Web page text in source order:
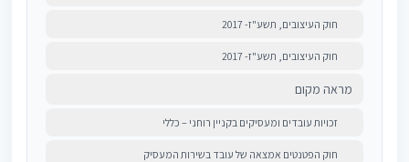
חוק העיצובים, תשע"ז- 2017
חוק העיצובים, תשע"ז- 2017
מראה מקום
זכויות עובדים ומעסיקים בקניין רוחני – כללי
חוק הפטנטים אמצאה של עובד בשירות המעסיק